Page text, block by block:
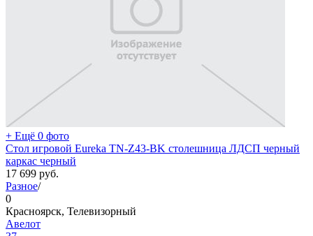
+ Ещё 0 фото
Стол игровой Eureka TN-Z43-BK столешница ЛДСП черный
каркас черный
17 699 руб.
Разное/
0
Красноярск, Телевизорный
Авелот